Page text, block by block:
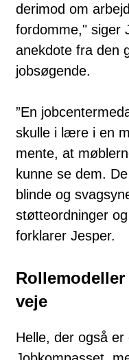
derimod om
fordomme," siger
anekdote fra den
jobsøgende.
”En
skulle i lære i en
mente, at
kunne se dem.
blinde og
støtteordninger
forklarer Jesper.
veje
Helle, der også